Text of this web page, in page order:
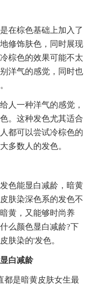
在棕色基础上加入了
修饰肤色，同时展现
棕色的效果可能不太
洋气的感觉，同时也
人一种洋气的感觉，
。这种发色尤其适合
都可以尝试冷棕色的
多数人的发色。
色能显白减龄，暗黄
肤染深色系的发色不
黄，又能够时尚养
么颜色显白减龄?下
肤染的'发色。
白减龄
都是暗黄皮肤女生最